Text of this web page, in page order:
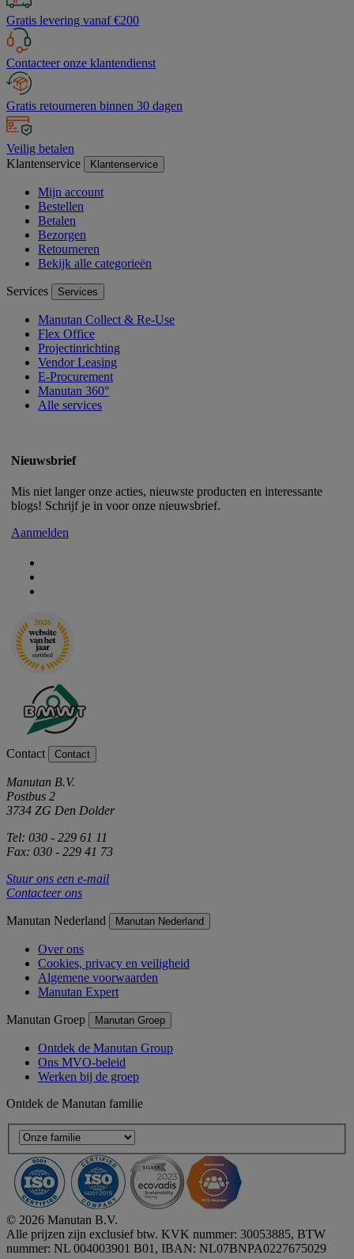
Gratis levering vanaf €200
Contacteer onze klantendienst
Gratis retourneren binnen 30 dagen
Veilig betalen
Klantenservice
Klantenservice
Mijn account
Bestellen
Betalen
Bezorgen
Retourneren
Bekijk alle categorieën
Services Services
Manutan Collect & Re-Use
Flex Office
Projectinrichting
Vendor Leasing
E-Procurement
Manutan 360°
Alle services
Nieuwsbrief
Mis niet langer onze acties, nieuwste producten en interessante
blogs! Schrijf je in voor onze nieuwsbrief.
Aanmelden
Contact Contact
Manutan B.V.
Postbus 2
3734 ZG Den Dolder
Tel: 030 - 229 61 11
Fax: 030 - 229 41 73
Stuur ons een e-mail
Contacteer ons
Manutan Nederland Manutan Nederland
Over ons
Cookies, privacy en veiligheid
Algemene voorwaarden
Manutan Expert
Manutan Groep Manutan Groep
Ontdek de Manutan Group
Ons MVO-beleid
Werken bij de groep
Ontdek de Manutan familie
© 2026 Manutan B.V.
Alle prijzen zijn exclusief btw. KVK nummer: 30053885, BTW
nummer: NL 004003901 B01, IBAN: NL07BNPA0227675029